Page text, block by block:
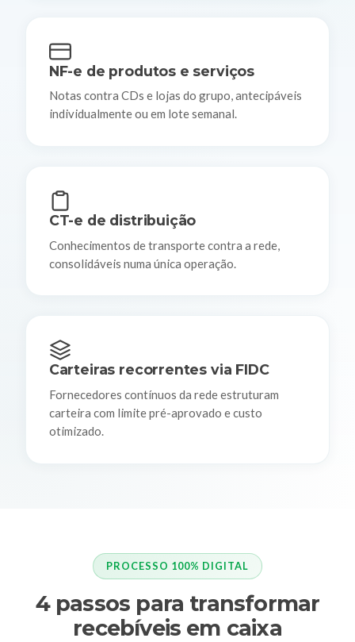
NF-e de produtos e serviços
Notas contra CDs e lojas do grupo, antecipáveis
individualmente ou em lote semanal.
CT-e de distribuição
Conhecimentos de transporte contra a rede,
consolidáveis numa única operação.
Carteiras recorrentes via FIDC
Fornecedores contínuos da rede estruturam
carteira com limite pré-aprovado e custo
otimizado.
PROCESSO 100% DIGITAL
4 passos para transformar
recebíveis em caixa